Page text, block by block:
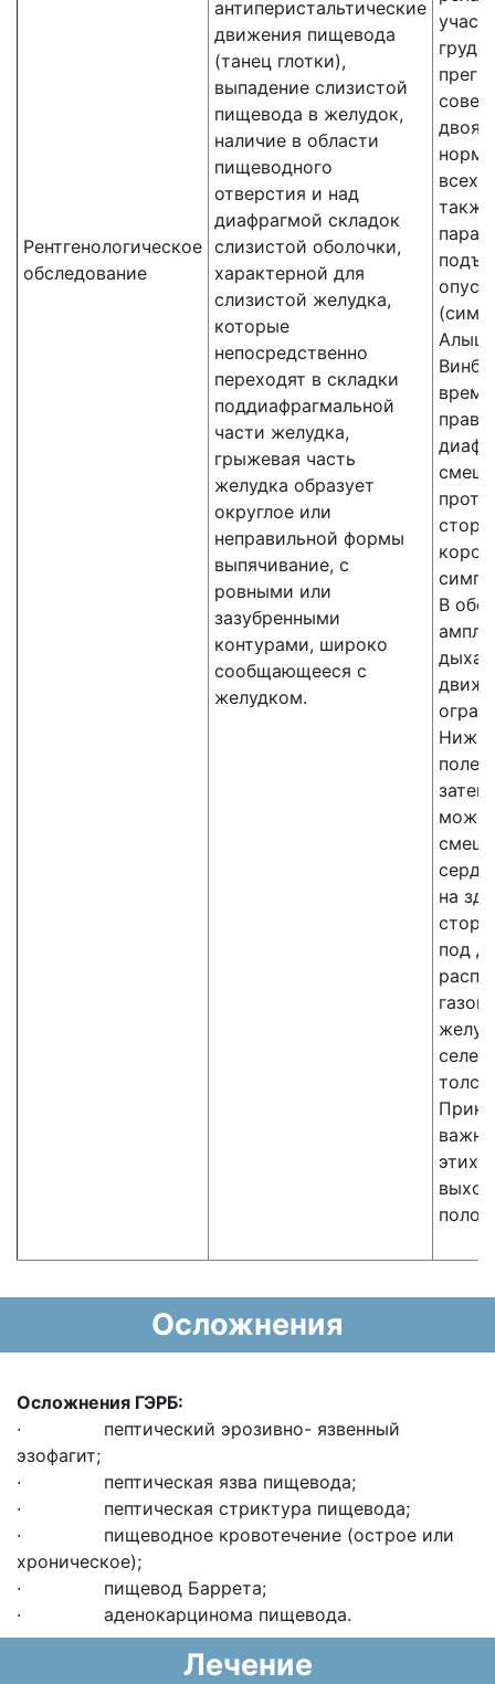
Рентгенологическое
обследование
антиперистальтические
движения пищевода
(танец глотки),
выпадение слизистой
пищевода в желудок,
наличие в области
пищеводного
отверстия и над
диафрагмой складок
слизистой оболочки,
характерной для
слизистой желудка,
которые
непосредственно
переходят в складки
поддиафрагмальной
части желудка,
грыжевая часть
желудка образует
округлое или
неправильной формы
выпячивание, с
ровными или
зазубренными
контурами, широко
сообщающееся с
желудком.
всех
также
В
поле,
на
под
этих
Осложнения
Осложнения ГЭРБ:
· пептический эрозивно- язвенный
эзофагит;
· пептическая язва пищевода;
· пептическая стриктура пищевода;
· пищеводное кровотечение (острое или
хроническое);
· пищевод Баррета;
· аденокарцинома пищевода.
Лечение